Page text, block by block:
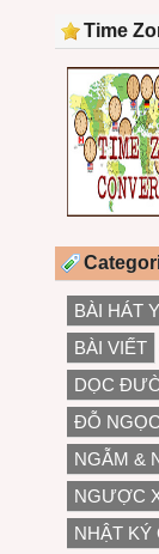
Time
BÀI HÁT
BÀI VIẾT
DỌC
ĐỖ
NGẪM &
NGƯỢC
NHẬT KÝ